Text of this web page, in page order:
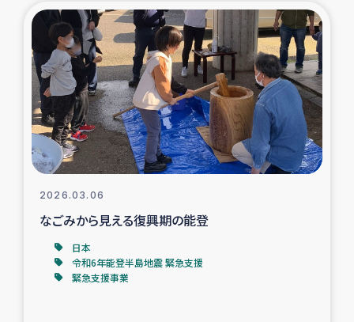
2026.03.06
なごみから見える復興期の能登
日本
令和6年能登半島地震 緊急支援
緊急支援事業